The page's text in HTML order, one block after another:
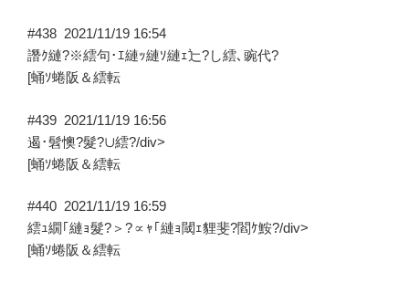
#438 2021/11/19 16:54
譖ｸ縺?※繧句･ｴ縺ｯ縺ｿ縺ｪ辷?し繧､豌代?
[蛹ｿ蜷阪＆繧転
#439 2021/11/19 16:56
遏･髫懊?髮?∪繧?/div>
[蛹ｿ蜷阪＆繧転
#440 2021/11/19 16:59
繧ｭ繝｢縺ｮ髮?＞?∝ｬ｢縺ｮ閾ｪ貍斐?閻ｹ鮟?/div>
[蛹ｿ蜷阪＆繧転